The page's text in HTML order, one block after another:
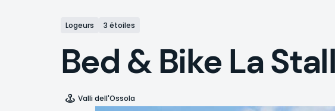
Logeurs 3 étoiles
Bed & Bike La
Valli dell'Ossola